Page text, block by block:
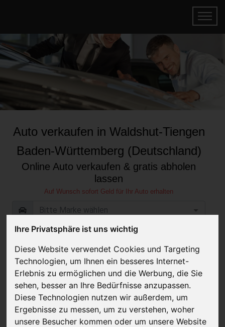
Ihre Privatsphäre ist uns wichtig
Diese Website verwendet Cookies und Targeting
Technologien, um Ihnen ein besseres Internet-
Erlebnis zu ermöglichen und die Werbung, die Sie
sehen, besser an Ihre Bedürfnisse anzupassen.
Diese Technologien nutzen wir außerdem, um
Ergebnisse zu messen, um zu verstehen, woher
unsere Besucher kommen oder um unsere Website
Auto verkaufen in Waldshut-Tiengen
Baden-Württemberg (Deutschland)
Online Auto verkaufen & gratis abholen
lassen
Auf Wunsch sofort Geld für Ihr Auto erhalten
JETZT KOSTENLOSE BEWERTUNG
Kostenloses Angebotfür den Ankauf Ihres Autos inklusive der
Abholung, auf Wunsch sofort Geld. Ihre Daten werden nicht mit Dritten